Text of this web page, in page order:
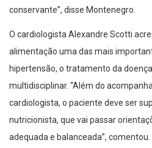
conservante”, disse Montenegro.
O cardiologista Alexandre Scotti
alimentação uma das mais
hipertensão, o tratamento da
multidisciplinar. “Além do
cardiologista, o paciente deve ser
nutricionista, que vai passar
adequada e balanceada”,